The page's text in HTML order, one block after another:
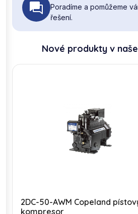
Poradíme a pomůžeme
řešení.
Nové produkty v
2DC-50-AWM Copeland
kompresor